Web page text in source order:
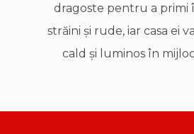
dragoste pentru a primi
străini şi rude, iar casa ei
cald şi luminos în